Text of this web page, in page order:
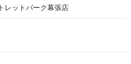
レットパーク幕張店